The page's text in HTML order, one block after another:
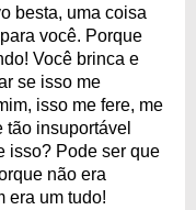
besta, uma coisa
você. Porque
Você brinca e
se isso me
isso me fere, me
tão insuportável
isso? Pode ser que
não era
era um tudo!